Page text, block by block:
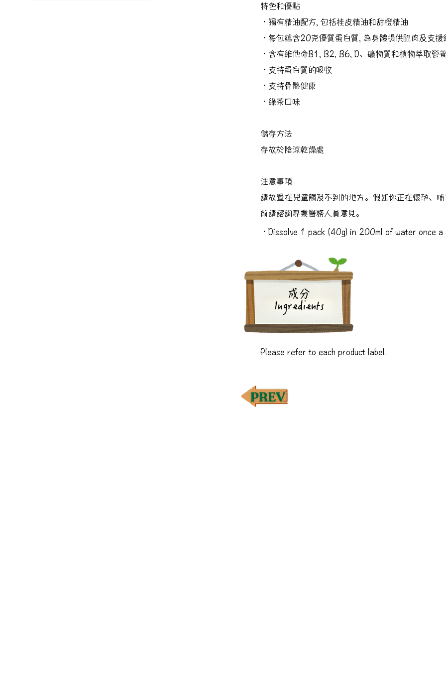
特色和優點
・獨有精油配方, 包括桂皮精油和甜橙精油
・每包蘊含20克優質蛋白質, 為身體提供肌肉及支
・含有維他命B1, B2, B6, D、礦物質和植物萃取營
・支持蛋白質的吸收
・支持骨骼健康
・綠茶口味
儲存方法
存放於陰涼乾燥處
注意事項
請放置在兒童觸及不到的地方。假如你正在懷孕、
前請諮詢專業醫務人員意見。
・Dissolve 1 pack (40g) in 200ml of water once a
成分
Ingredients
Please refer to each product label.